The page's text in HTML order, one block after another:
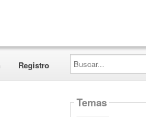
Registro
Buscar...
Temas